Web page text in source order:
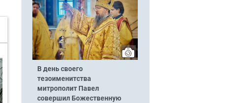
В день своего
тезоименитства
митрополит Павел
совершил Божественную